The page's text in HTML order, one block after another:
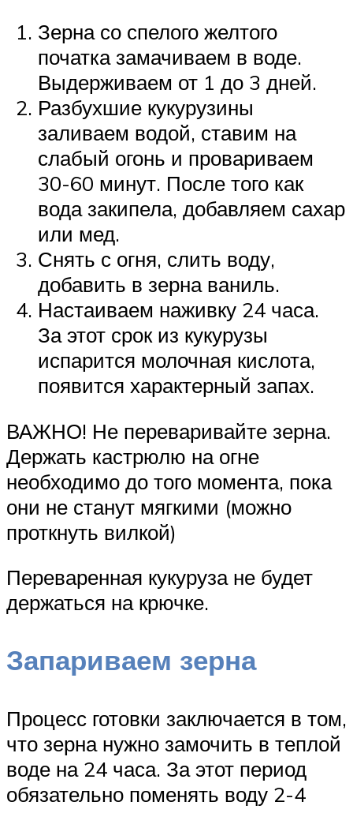
Зерна со спелого желтого
початка замачиваем в воде.
Выдерживаем от 1 до 3 дней.
Разбухшие кукурузины
заливаем водой, ставим на
слабый огонь и провариваем
30-60 минут. После того как
вода закипела, добавляем сахар
или мед.
Снять с огня, слить воду,
добавить в зерна ваниль.
Настаиваем наживку 24 часа.
За этот срок из кукурузы
испарится молочная кислота,
появится характерный запах.
ВАЖНО! Не переваривайте зерна.
Держать кастрюлю на огне
необходимо до того момента, пока
они не станут мягкими (можно
проткнуть вилкой)
Переваренная кукуруза не будет
держаться на крючке.
Запариваем зерна
Процесс готовки заключается в том,
что зерна нужно замочить в теплой
воде на 24 часа. За этот период
обязательно поменять воду 2-4